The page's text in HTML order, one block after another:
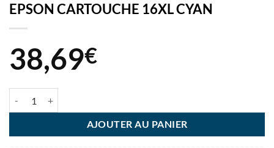
EPSON CARTOUCHE 16XL CYAN
38,69€
AJOUTER AU PANIER